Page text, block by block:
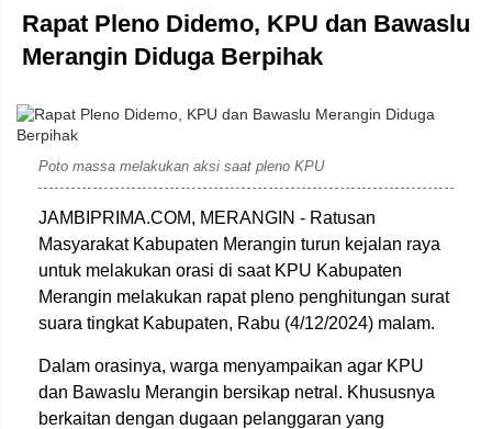
Rapat Pleno Didemo, KPU dan Bawaslu
Merangin Diduga Berpihak
Poto massa melakukan aksi saat pleno KPU
JAMBIPRIMA.COM, MERANGIN - Ratusan
Masyarakat Kabupaten Merangin turun kejalan raya
untuk melakukan orasi di saat KPU Kabupaten
Merangin melakukan rapat pleno penghitungan surat
suara tingkat Kabupaten, Rabu (4/12/2024) malam.
Dalam orasinya, warga menyampaikan agar KPU
dan Bawaslu Merangin bersikap netral. Khususnya
berkaitan dengan dugaan pelanggaran yang